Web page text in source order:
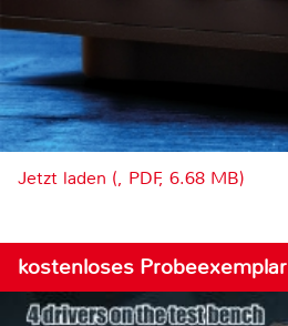
Jetzt laden (, PDF, 6.68 MB)
kostenloses Probeexemplar